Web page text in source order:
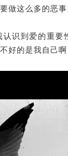
做这么多的恶事
识到爱的重要
好的是我自己